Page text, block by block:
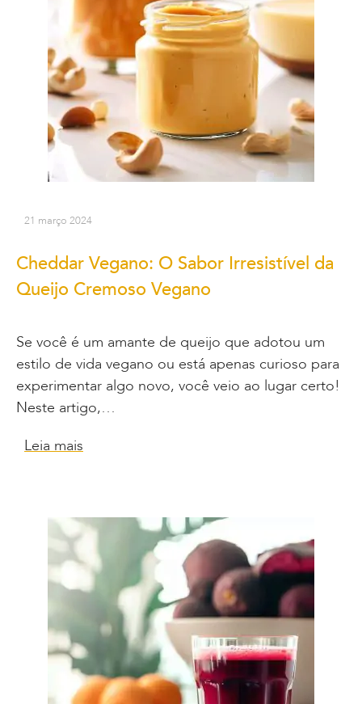
21 março 2024
Cheddar Vegano: O Sabor Irresistível da
Queijo Cremoso Vegano
Se você é um amante de queijo que adotou um
estilo de vida vegano ou está apenas curioso para
experimentar algo novo, você veio ao lugar certo!
Neste artigo,…
Leia mais